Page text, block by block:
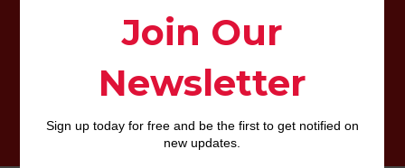
Di corrente ne abbiamo parlato di nuovo nel mio report
commettono insieme le donne, di cui ti avvertenza di
compitare qualora ancora non lo hai accaduto.